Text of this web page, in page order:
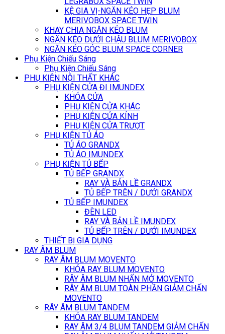
KỆ GIA VỊ-NGĂN KÉO HẸP BLUM
MERIVOBOX SPACE TWIN
KHAY CHIA NGĂN KÉO BLUM
NGĂN KÉO DƯỚI CHẬU BLUM MERIVOBOX
NGĂN KÉO GÓC BLUM SPACE CORNER
Phụ Kiện Chiếu Sáng
Phụ Kiện Chiếu Sáng
PHỤ KIỆN NỘI THẤT KHÁC
PHỤ KIỆN CỬA ĐI IMUNDEX
KHÓA CỬA
PHỤ KIỆN CỬA KHÁC
PHỤ KIỆN CỬA KÍNH
PHỤ KIỆN CỬA TRƯỢT
PHỤ KIỆN TỦ ÁO
TỦ ÁO GRANDX
TỦ ÁO IMUNDEX
PHỤ KIỆN TỦ BẾP
TỦ BẾP GRANDX
RAY VÀ BẢN LỀ GRANDX
TỦ BẾP TRÊN / DƯỚI GRANDX
TỦ BẾP IMUNDEX
ĐÈN LED
RAY VÀ BẢN LỀ IMUNDEX
TỦ BẾP TRÊN / DƯỚI IMUNDEX
THIẾT BỊ GIA DỤNG
RAY ÂM BLUM
RAY ÂM BLUM MOVENTO
KHÓA RAY BLUM MOVENTO
RÂY ÂM BLUM NHẤN MỞ MOVENTO
RÂY ÂM BLUM TOÀN PHẦN GIẢM CHẤN
MOVENTO
RÂY ÂM BLUM TANDEM
KHÓA RAY BLUM TANDEM
RAY ÂM 3/4 BLUM TANDEM GIẢM CHẤN